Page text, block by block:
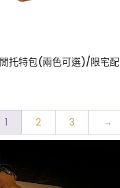
托特包(兩色可選)/限宅配
1 2 3 →